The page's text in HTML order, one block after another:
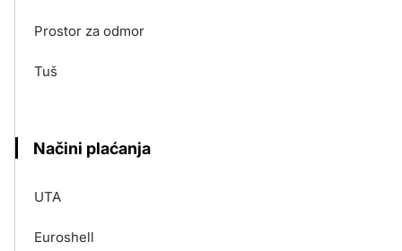
Prostor za odmor
Tuš
Načini plaćanja
UTA
Euroshell